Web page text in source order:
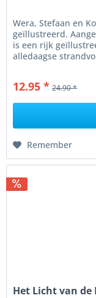
Wera, Stefaan en
geïllustreerd.
is een rijk
alledaagse
12.95 * 24.90 *
Remember
Het Licht van de